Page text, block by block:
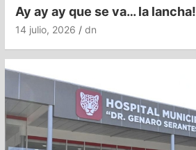
Ay ay ay que se va… la lancha!
14 julio, 2026 dn